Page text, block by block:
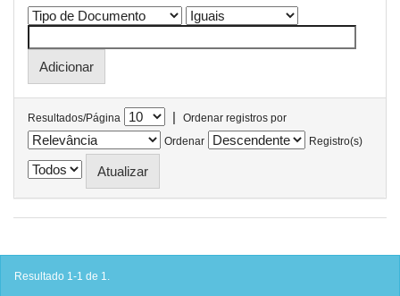
Resultados/Página |
Ordenar registros por
Ordenar
Registro(s)
Resultado 1-1 de 1.